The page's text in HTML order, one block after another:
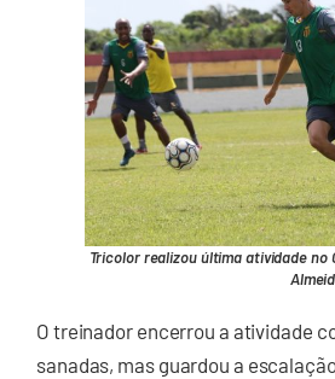
Tricolor realizou última atividade no
O treinador encerrou a atividade
sanadas, mas guardou a